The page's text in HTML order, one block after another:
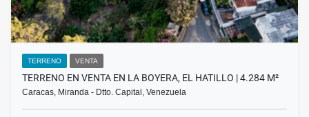
TERRENO VENTA
TERRENO EN VENTA EN LA BOYERA, EL HATILLO | 4.284 M²
Caracas, Miranda - Dtto. Capital, Venezuela